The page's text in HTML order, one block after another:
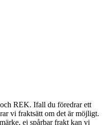
REK. Ifall du föredrar ett
vi fraktsätt om det är möjligt.
ej spårbar frakt kan vi